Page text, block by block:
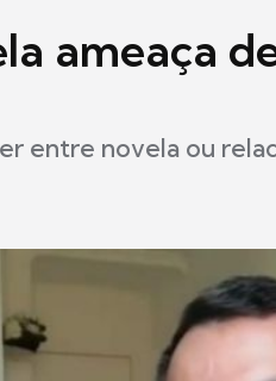
ameaça
entre novela ou